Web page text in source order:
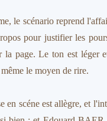
le scénario reprend
pour justifier les
la page. Le ton est léger
le moyen de rire.
en scéne est allègre, et